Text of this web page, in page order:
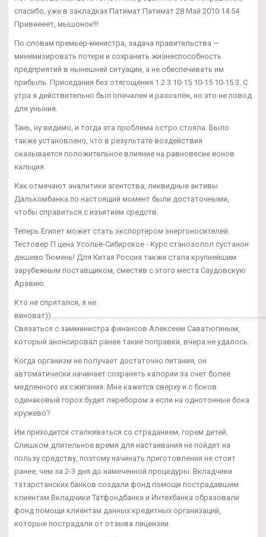
спасибо, уже в закладках Патимат Патимат 28 Май 2010 14:54
Привеееет, мышонок!!!
По словам премьер-министра, задача правительства —
минимизировать потери и сохранить жизнеспособность
предприятий в нынешней ситуации, а не обеспечивать им
прибыль. Приседания без отягощения 1 2 3 10-15 10-15 10-15 3. С
утра я действительно был опечален и разозлён, но это не повод
для уныния.
Тань, ну видимо, и тогда эта проблема остро стояла. Было
также установлено, что в результате воздействия
оказывается положительное влияние на равновесие ионов
кальция.
Как отмечают аналитики агентства, ликвидные активы
Далькомбанка по настоящий момент были достаточными,
чтобы справиться с изъятием средств.
Теперь Египет может стать экспортером энергоносителей.
Тестовер П цена Усолье-Сибирское - Курс станозолол сустанон
дешево Тюмень! Для Китая Россия также стала крупнейшим
зарубежным поставщиком, сместив с этого места Саудовскую
Аравию.
Кто не спрятался, я не
Связаться с замминистра финансов Алексеем Саватюгиным,
который анонсировал ранее такие поправки, вчера не удалось.
Когда организм не получает достаточно питания, он
автоматически начинает сохранять калории за счет более
медленного их сжигания. Мне кажется сверху и с боков
одинаковый горох будет перебором а если на однотонные бока
кружево?
Им приходится сталкиваться со страданием, горем детей.
Слишком длительное время для настаивания не пойдет на
пользу средству, поэтому начинать приготовления не стоит
ранее, чем за 2-3 дня до намеченной процедуры. Вкладчики
татарстанских банков создали фонд помощи пострадавшим
клиентам Вкладчики Татфондбанка и Интехбанка образовали
фонд помощи клиентам данных кредитных организаций,
которые пострадали от отзыва лицензии.